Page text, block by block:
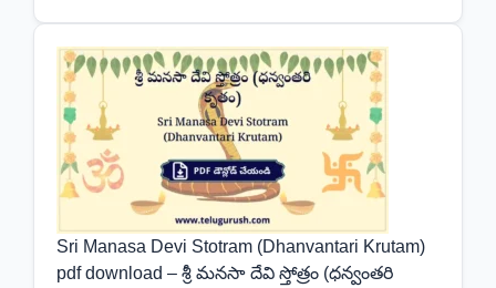
Sri Manasa Devi Stotram (Dhanvantari Krutam)
pdf download – శ్రీ మనసా దేవి స్తోత్రం (ధన్వంతరి